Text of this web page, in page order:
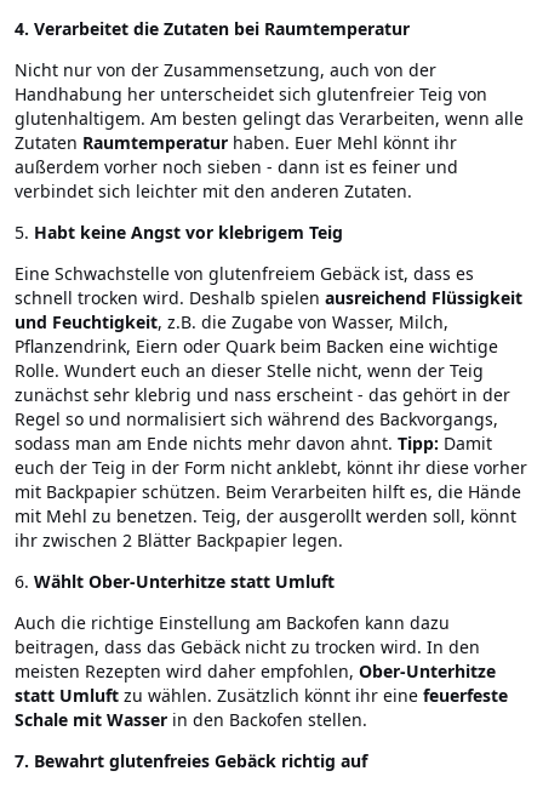
4. Verarbeitet die Zutaten bei Raumtemperatur
Nicht nur von der Zusammensetzung, auch von der
Handhabung her unterscheidet sich glutenfreier Teig von
glutenhaltigem. Am besten gelingt das Verarbeiten, wenn alle
Zutaten Raumtemperatur haben. Euer Mehl könnt ihr
außerdem vorher noch sieben - dann ist es feiner und
verbindet sich leichter mit den anderen Zutaten.
5. Habt keine Angst vor klebrigem Teig
Eine Schwachstelle von glutenfreiem Gebäck ist, dass es
schnell trocken wird. Deshalb spielen ausreichend Flüssigkeit
und Feuchtigkeit, z.B. die Zugabe von Wasser, Milch,
Pflanzendrink, Eiern oder Quark beim Backen eine wichtige
Rolle. Wundert euch an dieser Stelle nicht, wenn der Teig
zunächst sehr klebrig und nass erscheint - das gehört in der
Regel so und normalisiert sich während des Backvorgangs,
sodass man am Ende nichts mehr davon ahnt. Tipp: Damit
euch der Teig in der Form nicht anklebt, könnt ihr diese vorher
mit Backpapier schützen. Beim Verarbeiten hilft es, die Hände
mit Mehl zu benetzen. Teig, der ausgerollt werden soll, könnt
ihr zwischen 2 Blätter Backpapier legen.
6. Wählt Ober-Unterhitze statt Umluft
Auch die richtige Einstellung am Backofen kann dazu
beitragen, dass das Gebäck nicht zu trocken wird. In den
meisten Rezepten wird daher empfohlen, Ober-Unterhitze
statt Umluft zu wählen. Zusätzlich könnt ihr eine feuerfeste
Schale mit Wasser in den Backofen stellen.
7. Bewahrt glutenfreies Gebäck richtig auf